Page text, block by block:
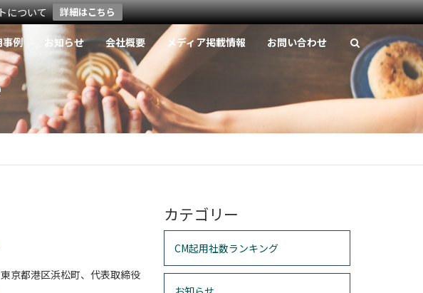
について 詳細はこちら
事例 お知らせ 会社概要 メディア掲載情報 お問い合わせ
京都港区浜松町、代表取締役
カテゴリー
CM起用社数ランキング